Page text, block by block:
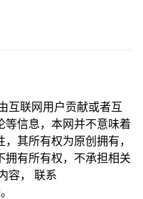
互联网用户贡献或者互
等信息，本网并不意味着
其所有权为原创拥有，
拥有所有权，不承担相关
容， 联系